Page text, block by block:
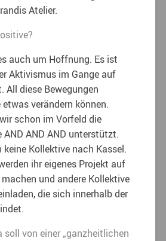
Atelier.
auch um Hoffnung. Es ist
Aktivismus im Gange auf
All diese Bewegungen
verändern können.
schon im Vorfeld die
AND AND AND unterstützt.
keine Kollektive nach Kassel.
ihr eigenes Projekt auf
und andere Kollektive
die sich innerhalb der
soll von einer „ganzheitlichen